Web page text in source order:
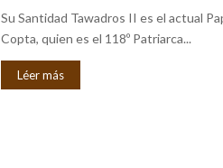
Su Santidad Tawadros II es el actual
Copta, quien es el 118º Patriarca...
Léer más